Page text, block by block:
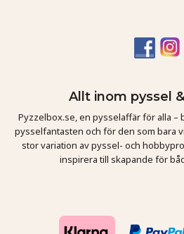
Allt inom pyssel
Pyzzelbox.se, en pysselaffär för alla
pysselfantasten och för den som bara
stor variation av pyssel- och
inspirera till skapande för